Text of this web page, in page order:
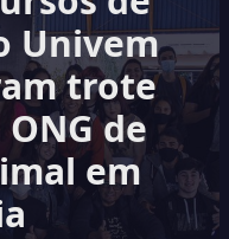
em Marília
Univem
trote
de
em